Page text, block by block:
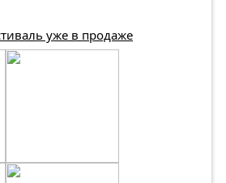
уже в продаже